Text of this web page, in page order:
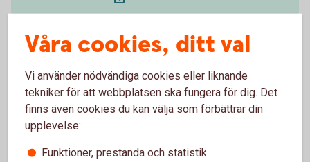
Så funkar bankintegrationen
Ny modern betalinfrastruktur i Sverige
Våra cookies, ditt val
Vi använder nödvändiga cookies eller liknande
tekniker för att webbplatsen ska fungera för dig. Det
finns även cookies du kan välja som förbättrar din
upplevelse:
Funktioner, prestanda och statistik